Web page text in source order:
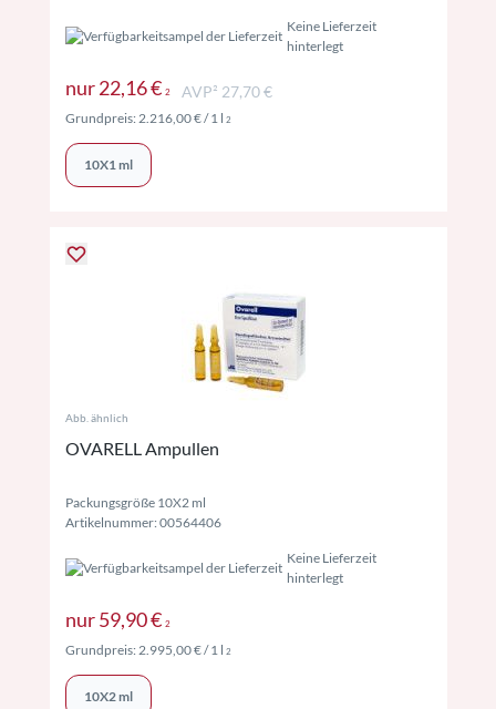
Keine Lieferzeit
hinterlegt
nur22,16 € 2Preise inkl. MwSt. ggf. zzgl. Versand
AVP² 27,70 €
Grundpreis:2.216,00 €/ 1 l 2Preise inkl. MwSt. ggf. zzgl. Versand
10X1 ml
Abb. ähnlich
OVARELL Ampullen
Packungsgröße 10X2 ml
Artikelnummer: 00564406
Keine Lieferzeit
hinterlegt
nur59,90 € 2Preise inkl. MwSt. ggf. zzgl. Versand
Grundpreis:2.995,00 €/ 1 l 2Preise inkl. MwSt. ggf. zzgl. Versand
10X2 ml